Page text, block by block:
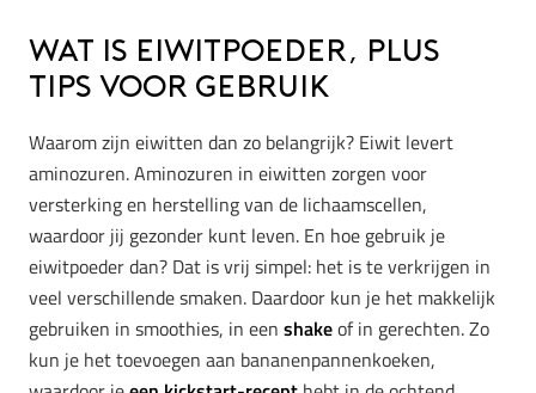
Wat is eiwitpoeder, plus
tips voor gebruik
Waarom zijn eiwitten dan zo belangrijk? Eiwit levert
aminozuren. Aminozuren in eiwitten zorgen voor
versterking en herstelling van de lichaamscellen,
waardoor jij gezonder kunt leven. En hoe gebruik je
eiwitpoeder dan? Dat is vrij simpel: het is te verkrijgen in
veel verschillende smaken. Daardoor kun je het makkelijk
gebruiken in smoothies, in een shakeof in gerechten. Zo
kun je het toevoegen aan bananenpannenkoeken,